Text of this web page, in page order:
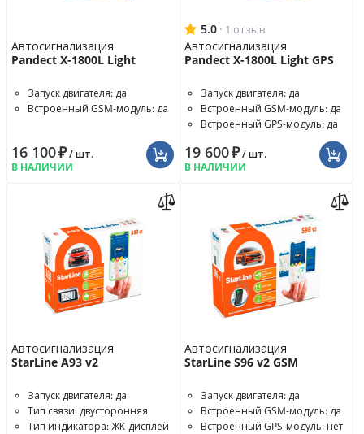
Автосигнализация
Pandect X-1800L Light
Запуск двигателя: да
Встроенный GSM-модуль: да
16 100₽/ шт.
В НАЛИЧИИ
5.0 · 1 отзыв
Автосигнализация
Pandect X-1800L Light GPS
Запуск двигателя: да
Встроенный GSM-модуль: да
Встроенный GPS-модуль: да
19 600₽/ шт.
В НАЛИЧИИ
Автосигнализация
StarLine A93 v2
Запуск двигателя: да
Тип связи: двусторонняя
Тип индикатора: ЖК-дисплей
Автосигнализация
StarLine S96 v2 GSM
Запуск двигателя: да
Встроенный GSM-модуль: да
Встроенный GPS-модуль: нет